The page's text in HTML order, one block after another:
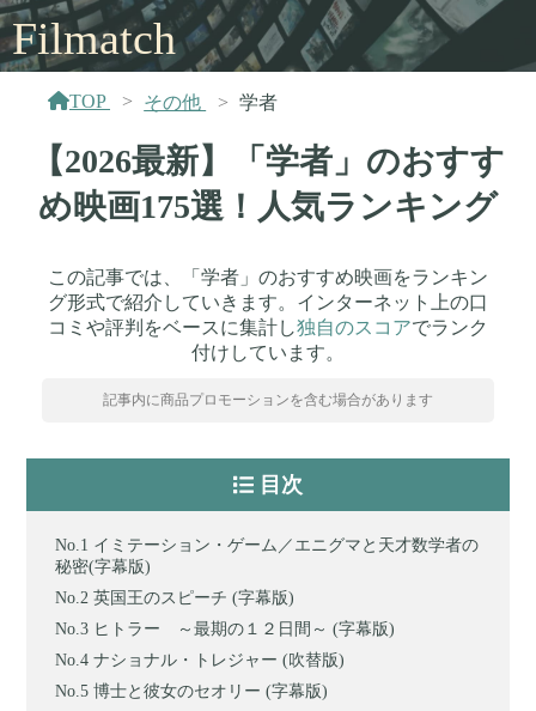
Filmatch
TOP その他 学者
【2026最新】「学者」のおすす
め映画175選！人気ランキング
この記事では、「学者」のおすすめ映画をランキン
グ形式で紹介していきます。インターネット上の口
コミや評判をベースに集計し独自のスコアでランク
付けしています。
記事内に商品プロモーションを含む場合があります
目次
イミテーション・ゲーム／エニグマと天才数学者の
秘密(字幕版)
英国王のスピーチ (字幕版)
ヒトラー ～最期の１２日間～ (字幕版)
ナショナル・トレジャー (吹替版)
博士と彼女のセオリー (字幕版)